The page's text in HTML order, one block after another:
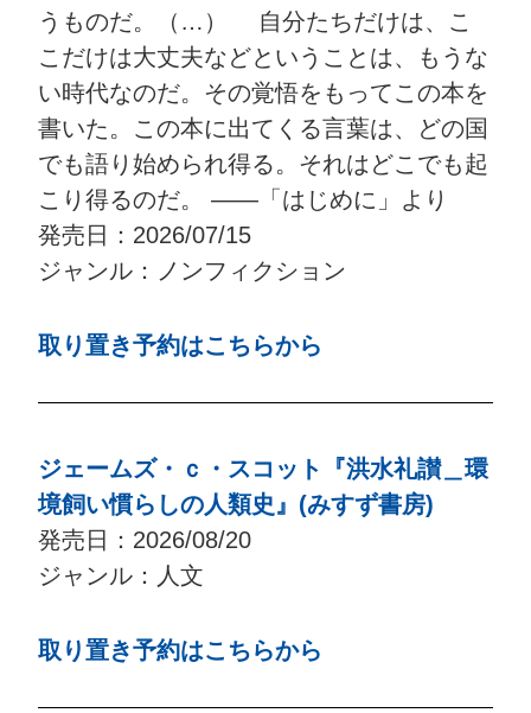
うものだ。（…） 自分たちだけは、こ
こだけは大丈夫などということは、もうな
い時代なのだ。その覚悟をもってこの本を
書いた。この本に出てくる言葉は、どの国
でも語り始められ得る。それはどこでも起
こり得るのだ。 ――「はじめに」より
発売日：2026/07/15
ジャンル：ノンフィクション
取り置き予約はこちらから
ジェームズ・ｃ・スコット『洪水礼讃＿環
境飼い慣らしの人類史』(みすず書房)
発売日：2026/08/20
ジャンル：人文
取り置き予約はこちらから